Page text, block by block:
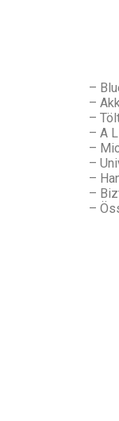
–
–
–
– A
–
–
–
–
–